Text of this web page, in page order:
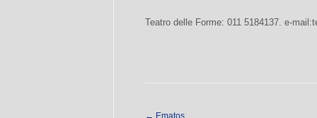
Teatro delle Forme: 011 5184137. e-mail:
← Ematos